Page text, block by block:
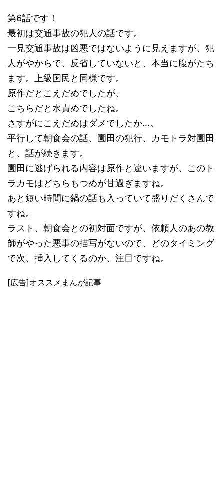
第6話です！
最初は交通事故の犯人の話です。
一見交通事故は凶悪ではないように見えますが、犯
人がやからで、反省していないと、本当に腹がたち
ます。上級国民と同様です。
原作だとこえだめでしたが、
こちらだと水責めでしたね。
さすがにこえだめはダメでしたか…。
平行して朝食会の話、園田の犯行、カモトラ対園田
と、話が続きます。
園田に逃げられる内容は原作と違いますが、このト
ラカモはどちらもつめが甘過ぎますね。
あと短い時間に鍋の話も入っていて盛りだくさんで
すね。
ラスト、朝食会との初対面ですが、依頼人のあの教
師がやった悪事の描写がないので、どのタイミング
で次、挿入してくるのか、注目ですね。
[広告]オススメまんが記事